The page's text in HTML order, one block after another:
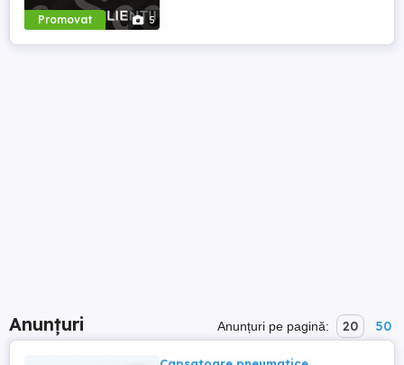
Promovat 5
Anunțuri Anunțuri pe pagină: 20 50